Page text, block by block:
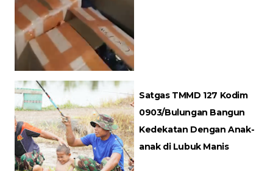
Satgas TMMD 127 Kodim
0903/Bulungan Bangun
Kedekatan Dengan Anak-
anak di Lubuk Manis